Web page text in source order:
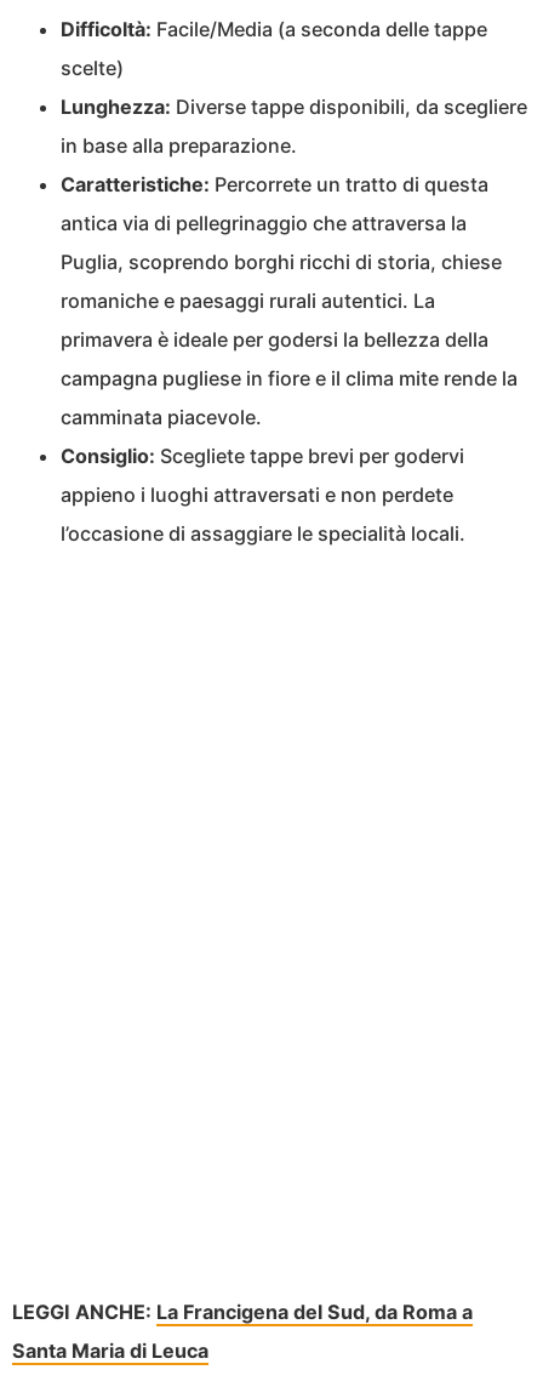
Difficoltà: Facile/Media (a seconda delle tappe
scelte)
Lunghezza: Diverse tappe disponibili, da scegliere
in base alla preparazione.
Caratteristiche: Percorrete un tratto di questa
antica via di pellegrinaggio che attraversa la
Puglia, scoprendo borghi ricchi di storia, chiese
romaniche e paesaggi rurali autentici. La
primavera è ideale per godersi la bellezza della
campagna pugliese in fiore e il clima mite rende la
camminata piacevole.
Consiglio: Scegliete tappe brevi per godervi
appieno i luoghi attraversati e non perdete
l’occasione di assaggiare le specialità locali.
LEGGI ANCHE: La Francigena del Sud, da Roma a
Santa Maria di Leuca